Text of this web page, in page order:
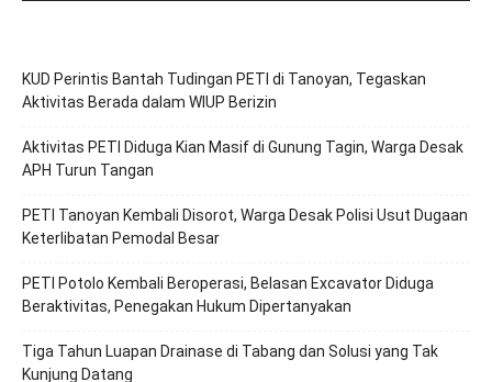
KUD Perintis Bantah Tudingan PETI di Tanoyan, Tegaskan
Aktivitas Berada dalam WIUP Berizin
Aktivitas PETI Diduga Kian Masif di Gunung Tagin, Warga Desak
APH Turun Tangan
PETI Tanoyan Kembali Disorot, Warga Desak Polisi Usut Dugaan
Keterlibatan Pemodal Besar
PETI Potolo Kembali Beroperasi, Belasan Excavator Diduga
Beraktivitas, Penegakan Hukum Dipertanyakan
Tiga Tahun Luapan Drainase di Tabang dan Solusi yang Tak
Kunjung Datang